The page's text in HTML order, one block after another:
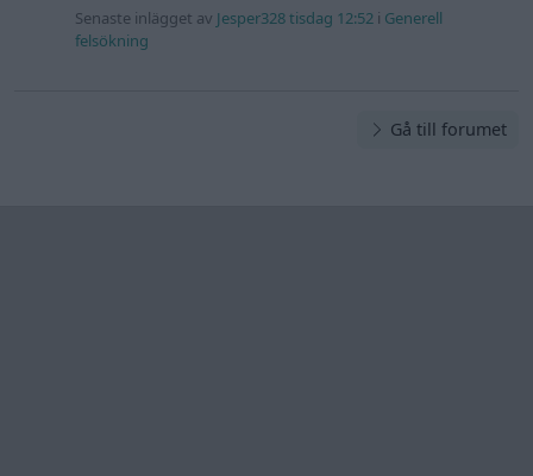
Senaste inlägget av Jesper328 tisdag 12:52 i Generell
felsökning
Gå till forumet